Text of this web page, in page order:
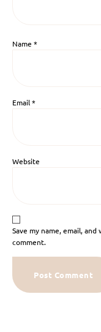
Name *
Email*
Website
Save my name, email,
comment.